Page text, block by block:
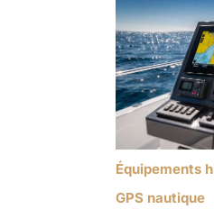
Équipements
GPS nautique